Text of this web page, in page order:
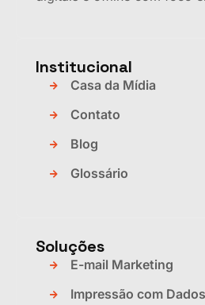
Institucional
Casa da Mídia
Contato
Blog
Glossário
Soluções
E-mail Marketing
Impressão com